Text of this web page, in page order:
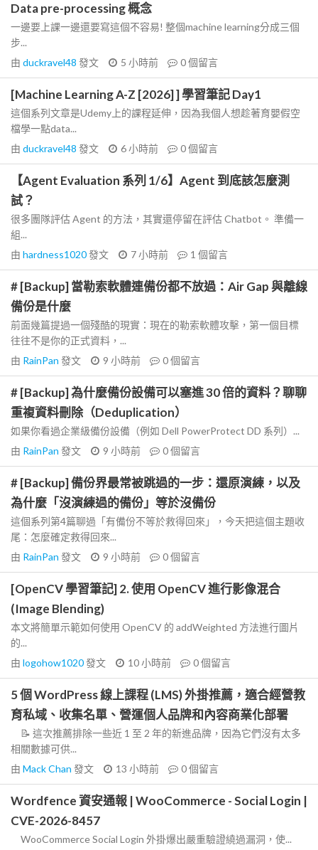
Data pre-processing 概念
一邊要上課一邊還要寫這個不容易! 整個machine learning分成三個
步...
由 duckravel48 發文 5 小時前 0個留言
[Machine Learning A-Z [2026] ] 學習筆記 Day1
這個系列文章是Udemy上的課程延伸，因為我個人想趁著育嬰假空
檔學一點data...
由 duckravel48 發文 6 小時前 0個留言
【Agent Evaluation 系列 1/6】Agent 到底該怎麼測
試？
很多團隊評估 Agent 的方法，其實還停留在評估 Chatbot。 準備一
組...
由 hardness1020發文 7 小時前 1 個留言
# [Backup] 當勒索軟體連備份都不放過：Air Gap 與離線
備份是什麼
前面幾篇提過一個殘酷的現實：現在的勒索軟體攻擊，第一個目標
往往不是你的正式資料，...
由 RainPan 發文 9 小時前 0個留言
# [Backup] 為什麼備份設備可以塞進 30 倍的資料？聊聊
重複資料刪除（Deduplication）
如果你看過企業級備份設備（例如 Dell PowerProtect DD 系列）...
由 RainPan 發文 9 小時前 0個留言
# [Backup] 備份界最常被跳過的一步：還原演練，以及
為什麼「沒演練過的備份」等於沒備份
這個系列第4篇聊過「有備份不等於救得回來」，今天把這個主題收
尾：怎麼確定救得回來...
由 RainPan 發文 9 小時前 0個留言
[OpenCV 學習筆記] 2. 使用 OpenCV 進行影像混合
(Image Blending)
本文將簡單示範如何使用 OpenCV 的 addWeighted 方法進行圖片
的...
由 logohow1020發文 10 小時前 0個留言
5 個 WordPress 線上課程 (LMS) 外掛推薦，適合經營教
育私域、收集名單、營運個人品牌和內容商業化部署
📝 這次推薦排除一些近 1 至 2 年的新進品牌，因為它們沒有太多
相關數據可供...
由 Mack Chan 發文 13 小時前 0個留言
Wordfence 資安通報 | WooCommerce - Social Login |
CVE-2026-8457
WooCommerce Social Login 外掛爆出嚴重驗證繞過漏洞，使...